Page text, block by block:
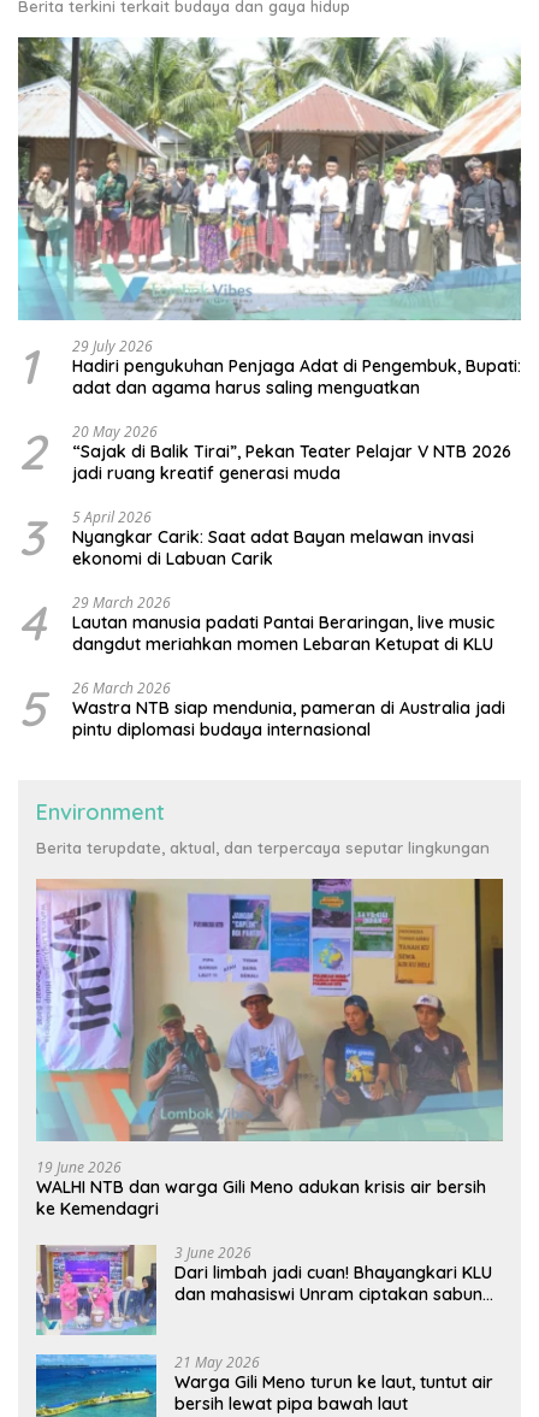
Berita terkini terkait budaya dan gaya hidup
1 29 July 2026
Hadiri pengukuhan Penjaga Adat di Pengembuk, Bupati:
adat dan agama harus saling menguatkan
2 20 May 2026
“Sajak di Balik Tirai”, Pekan Teater Pelajar V NTB 2026
jadi ruang kreatif generasi muda
3 5 April 2026
Nyangkar Carik: Saat adat Bayan melawan invasi
ekonomi di Labuan Carik
4 29 March 2026
Lautan manusia padati Pantai Beraringan, live music
dangdut meriahkan momen Lebaran Ketupat di KLU
5 26 March 2026
Wastra NTB siap mendunia, pameran di Australia jadi
pintu diplomasi budaya internasional
Environment
Berita terupdate, aktual, dan terpercaya seputar lingkungan
19 June 2026
WALHI NTB dan warga Gili Meno adukan krisis air bersih
ke Kemendagri
3 June 2026
Dari limbah jadi cuan! Bhayangkari KLU
dan mahasiswi Unram ciptakan sabun
21 May 2026
Warga Gili Meno turun ke laut, tuntut air
bersih lewat pipa bawah laut